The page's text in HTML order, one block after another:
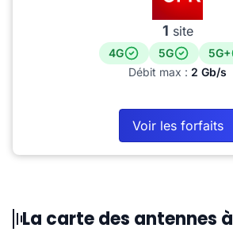
1 site
4G 5G
5G+
Débit max : 2 Gb/s
Voir les forfaits
La carte des antennes à